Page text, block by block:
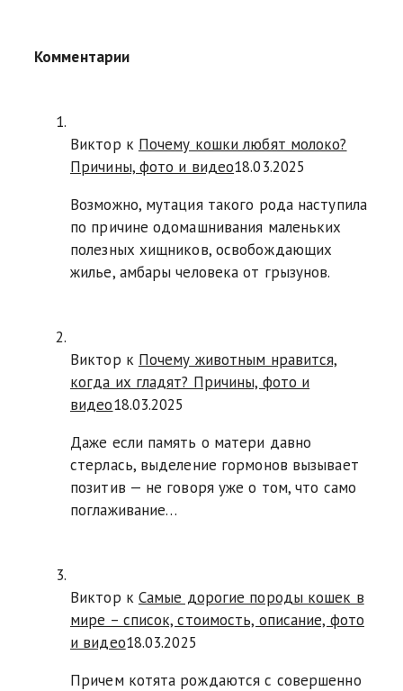
Комментарии
Виктор к Почему кошки любят молоко?
Причины, фото и видео18.03.2025
Возможно, мутация такого рода наступила
по причине одомашнивания маленьких
полезных хищников, освобождающих
жилье, амбары человека от грызунов.
Виктор к Почему животным нравится,
когда их гладят? Причины, фото и
видео18.03.2025
Даже если память о матери давно
стерлась, выделение гормонов вызывает
позитив — не говоря уже о том, что само
поглаживание…
Виктор к Самые дорогие породы кошек в
мире – список, стоимость, описание, фото
и видео18.03.2025
Причем котята рождаются с совершенно